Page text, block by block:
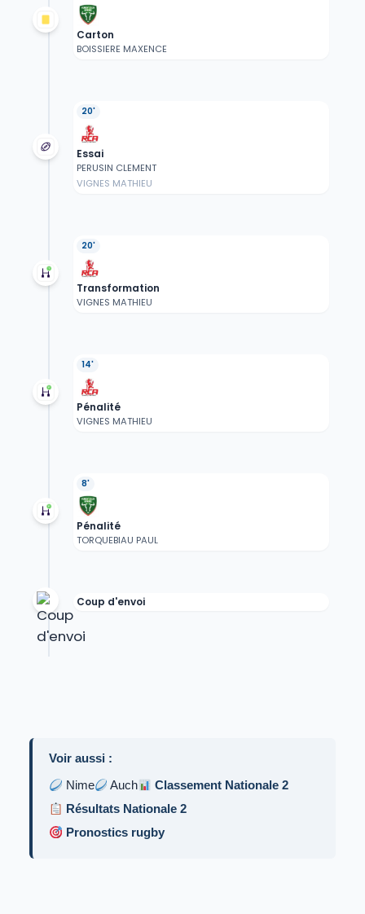
Carton
BOISSIERE MAXENCE
20'
Essai
PERUSIN CLEMENT
VIGNES MATHIEU
20'
Transformation
VIGNES MATHIEU
14'
Pénalité
VIGNES MATHIEU
8'
Pénalité
TORQUEBIAU PAUL
Coup d'envoi
Voir aussi :
Nime Auch
Classement Nationale 2
Résultats Nationale 2
Pronostics rugby